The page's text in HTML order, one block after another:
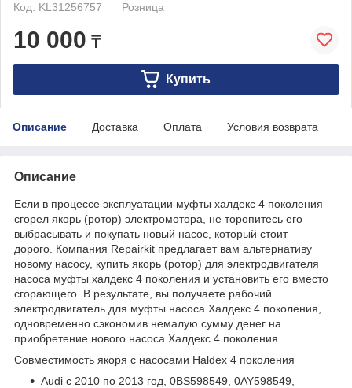
Код: KL31256757
Розница
10 000 ₸
Купить
Описание Доставка Оплата Условия возврата
Описание
Если в процессе эксплуатации муфты халдекс 4 поколения
сгорел якорь (ротор) электромотора, не торопитесь его
выбрасывать и покупать новый насос, который стоит
дорого. Компания Repairkit предлагает вам альтернативу
новому насосу, купить якорь (ротор) для электродвигателя
насоса муфты халдекс 4 поколения и установить его вместо
сгорающего. В результате, вы получаете рабочий
электродвигатель для муфты насоса Халдекс 4 поколения,
одновременно сэкономив немалую сумму денег на
приобретение нового насоса Халдекс 4 поколения.
Совместимость якоря с насосами Haldex 4 поколения
Audi с 2010 по 2013 год, 0BS598549, 0AY598549,